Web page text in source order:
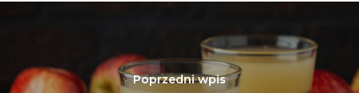
Poprzedni wpis